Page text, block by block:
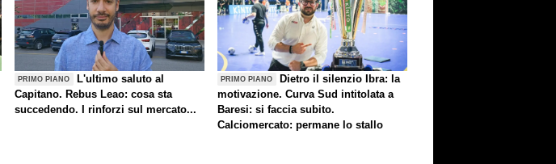
PRIMO PIANO
L'ultimo saluto al
Capitano. Rebus Leao: cosa sta
succedendo. I rinforzi sul mercato...
PRIMO PIANO
Dietro il silenzio Ibra: la
motivazione. Curva Sud intitolata a
Baresi: si faccia subito.
Calciomercato: permane lo stallo